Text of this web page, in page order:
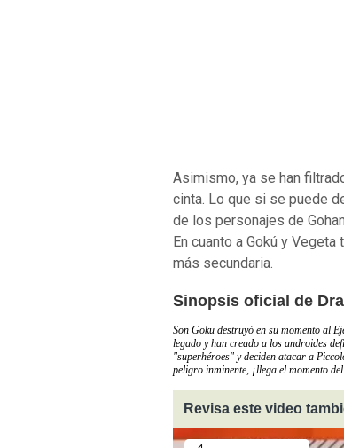
Asimismo, ya se han
cinta. Lo que si se puede
de los personajes de
En cuanto a Gokú y
más secundaria.
Sinopsis oficial de
Son Goku destruyó en su momento al
legado y han creado a los androides
"superhéroes" y deciden atacar a
peligro inminente, ¡llega el momento
Revisa este video